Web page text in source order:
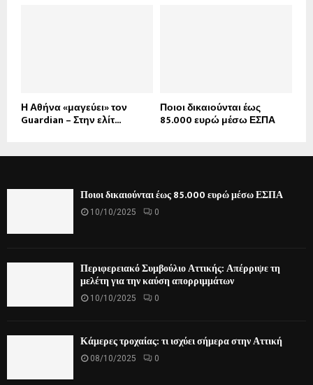
Η Αθήνα «μαγεύει» τον
Guardian – Στην ελίτ...
Ποιοι δικαιούνται έως
85.000 ευρώ μέσω ΕΣΠΑ
Ποιοι δικαιούνται έως 85.000 ευρώ μέσω ΕΣΠΑ
10/10/2025 0
Περιφερειακό Συμβούλιο Αττικής: Απέρριψε τη
μελέτη για την καύση απορριμμάτων
10/10/2025 0
Κάμερες τροχαίας: τι ισχύει σήμερα στην Αττική
08/10/2025 0